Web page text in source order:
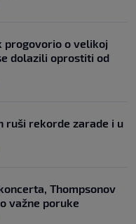
progovorio o velikoj
dolazili oprostiti od
ruši rekorde zarade i u
Thompsonov
važne poruke